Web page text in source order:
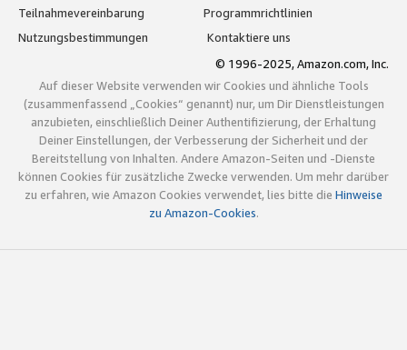
Teilnahmevereinbarung
Programmrichtlinien
Nutzungsbestimmungen
Kontaktiere uns
© 1996-2025, Amazon.com, Inc.
Auf dieser Website verwenden wir Cookies und ähnliche Tools
(zusammenfassend „Cookies“ genannt) nur, um Dir Dienstleistungen
anzubieten, einschließlich Deiner Authentifizierung, der Erhaltung
Deiner Einstellungen, der Verbesserung der Sicherheit und der
Bereitstellung von Inhalten. Andere Amazon-Seiten und -Dienste
können Cookies für zusätzliche Zwecke verwenden. Um mehr darüber
zu erfahren, wie Amazon Cookies verwendet, lies bitte die Hinweise
zu Amazon-Cookies.